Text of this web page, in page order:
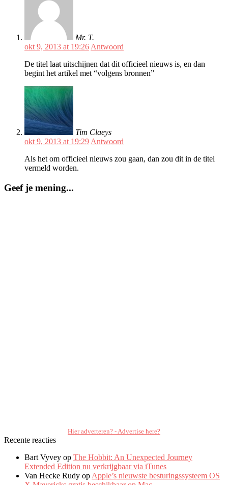
Mr. T.
okt 9, 2013 at 19:26 Antwoord
De titel laat uitschijnen dat dit officieel nieuws is, en dan
begint het artikel met “volgens bronnen”
Tim Claeys
okt 9, 2013 at 19:29 Antwoord
Als het om officieel nieuws zou gaan, dan zou dit in de titel
vermeld worden.
Geef je mening...
Hier adverteren? - Advertise here?
Recente reacties
Bart Vyvey op The Hobbit: An Unexpected Journey
Extended Edition nu verkrijgbaar via iTunes
Van Hecke Rudy op Apple’s nieuwste besturingssysteem OS